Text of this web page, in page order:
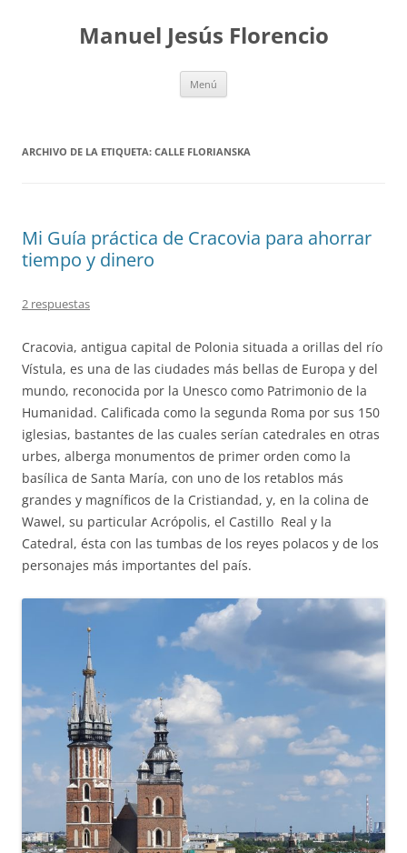
contenidoManuel Jesús Florencio
Menú
ARCHIVO DE LA ETIQUETA: CALLE FLORIANSKA
Mi Guía práctica de Cracovia para ahorrar
tiempo y dinero
2 respuestas
Cracovia, antigua capital de Polonia situada a orillas del río
Vístula, es una de las ciudades más bellas de Europa y del
mundo, reconocida por la Unesco como Patrimonio de la
Humanidad. Calificada como la segunda Roma por sus 150
iglesias, bastantes de las cuales serían catedrales en otras
urbes, alberga monumentos de primer orden como la
basílica de Santa María, con uno de los retablos más
grandes y magníficos de la Cristiandad, y, en la colina de
Wawel, su particular Acrópolis, el Castillo Real y la
Catedral, ésta con las tumbas de los reyes polacos y de los
personajes más importantes del país.